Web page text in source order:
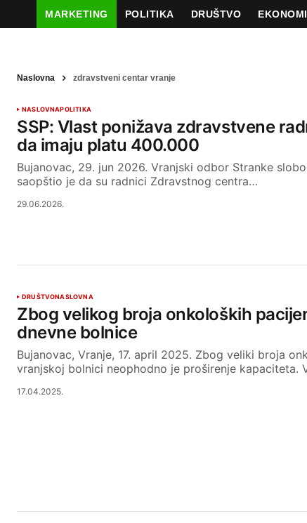
MARKETING POLITIKA DRUŠTVO
Naslovna zdravstveni centar vranje
NASLOVNAPOLITIKA
SSP: Vlast ponižava zdravstvene
da imaju platu 400.000
Bujanovac, 29. jun 2026. Vranjski odbor Stranke
saopštio je da su radnici Zdravstnog centra…
29.06.2026.
DRUŠTVONASLOVNA
Zbog velikog broja onkoloških
dnevne bolnice
Bujanovac, Vranje, 17. april 2025. Zbog veliki broja
vranjskoj bolnici neophodno je proširenje kapaciteta.
17.04.2025.